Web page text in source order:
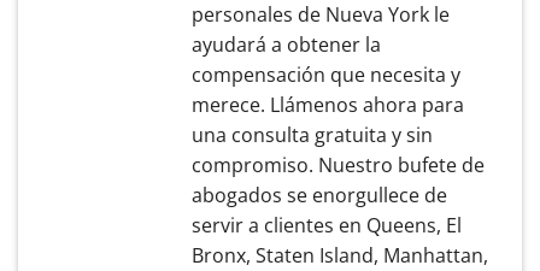
personales de Nueva York le
ayudará a obtener la
compensación que necesita y
merece. Llámenos ahora para
una consulta gratuita y sin
compromiso. Nuestro bufete de
abogados se enorgullece de
servir a clientes en Queens, El
Bronx, Staten Island, Manhattan,